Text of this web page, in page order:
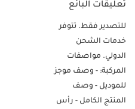
تعليقات البائع
للتصدير فقط. تتوفر
خدمات الشحن
الدولي. مواصفات
المركبة: - وصف موجز
للموديل - وصف
المنتج الكامل - رأس